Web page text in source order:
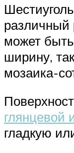
различный
может
ширину,
мозаика-
глянцевой
гладкую